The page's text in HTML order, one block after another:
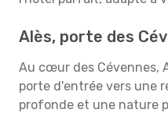
Alès, porte des
Au cœur des Cévennes,
porte d'entrée vers une
profonde et une nature